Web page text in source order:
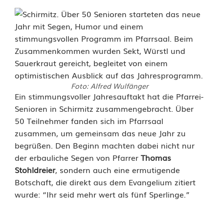
Foto: Alfred Wulfänger
S
c
h
i
r
m
Ein stimmungsvoller Jahresauftakt hat die Pfarrei-
Senioren in Schirmitz zusammengebracht. Über
50 Teilnehmer fanden sich im Pfarrsaal
zusammen, um gemeinsam das neue Jahr zu
begrüßen. Den Beginn machten dabei nicht nur
der erbauliche Segen von Pfarrer Thomas
Stohldreier, sondern auch eine ermutigende
Botschaft, die direkt aus dem Evangelium zitiert
wurde: “Ihr seid mehr wert als fünf Sperlinge.”